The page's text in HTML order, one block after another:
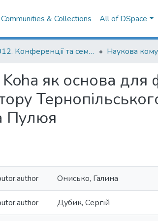
Communities & Collections All of DSpace
012. Конференції та семінари НаУКМА
як основа для
Пулюя
Онисько, Галина
Дубик, Сергій